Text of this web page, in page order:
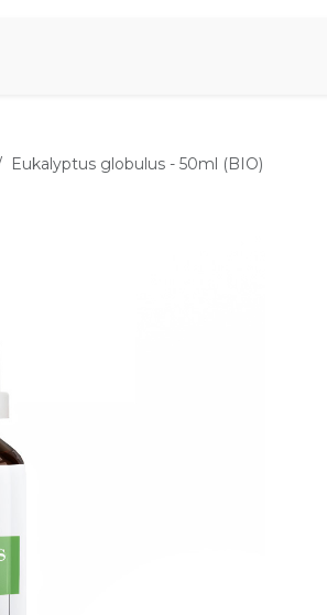
Eukalyptus globulus - 50ml (BIO)